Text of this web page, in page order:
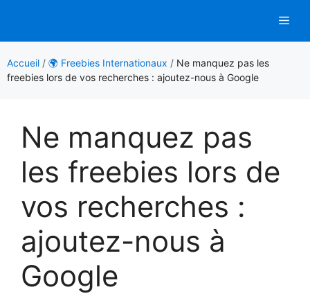
contenu
Accueil / 🌍 Freebies Internationaux / Ne manquez pas les
freebies lors de vos recherches : ajoutez-nous à Google
Ne manquez pas
les freebies lors de
vos recherches :
ajoutez-nous à
Google